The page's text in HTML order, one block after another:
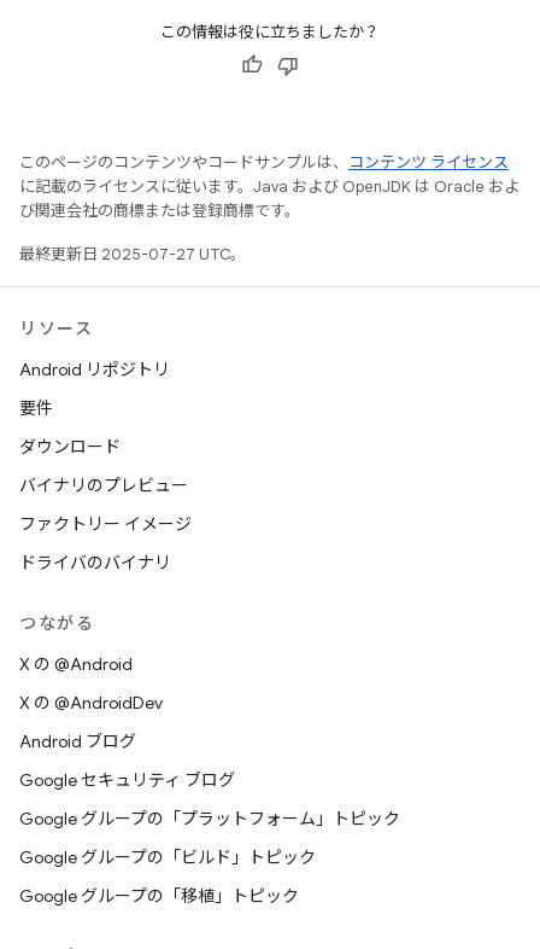
この情報は役に立ちましたか？
このページのコンテンツやコードサンプルは、
コンテンツ ライセンス
に記載のライセンスに従います。Java および OpenJDK は Oracle およ
び関連会社の商標または登録商標です。
最終更新日 2025-07-27 UTC。
リソース
Android リポジトリ
要件
ダウンロード
バイナリのプレビュー
ファクトリー イメージ
ドライバのバイナリ
つながる
X の @Android
X の @AndroidDev
Android ブログ
Google セキュリティ ブログ
Google グループの「プラットフォーム」トピック
Google グループの「ビルド」トピック
Google グループの「移植」トピック